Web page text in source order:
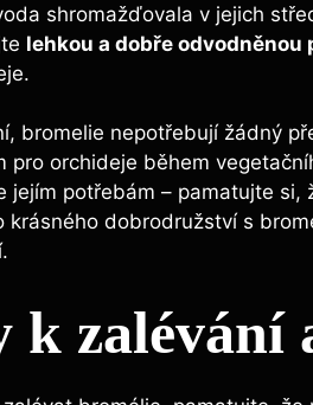
shromažďovala v jejich
lehkou a dobře odvodněnou
bromelie nepotřebují žádný
pro orchideje během
jejím potřebám – pamatujte si,
krásného dobrodružství s
k zalévání